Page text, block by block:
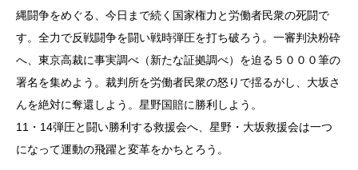
縄闘争をめぐる、今日まで続く国家権力と労働者民衆の死闘で
す。全力で反戦闘争を闘い戦時弾圧を打ち破ろう。一審判決粉砕
へ、東京高裁に事実調べ（新たな証拠調べ）を迫る５０００筆の
署名を集めよう。裁判所を労働者民衆の怒りで揺るがし、大坂さ
んを絶対に奪還しよう。星野国賠に勝利しよう。
11・14弾圧と闘い勝利する救援会へ、星野・大坂救援会は一つ
になって運動の飛躍と変革をかちとろう。